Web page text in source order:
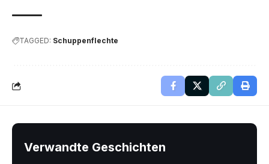
TAGGED: Schuppenflechte
Verwandte Geschichten